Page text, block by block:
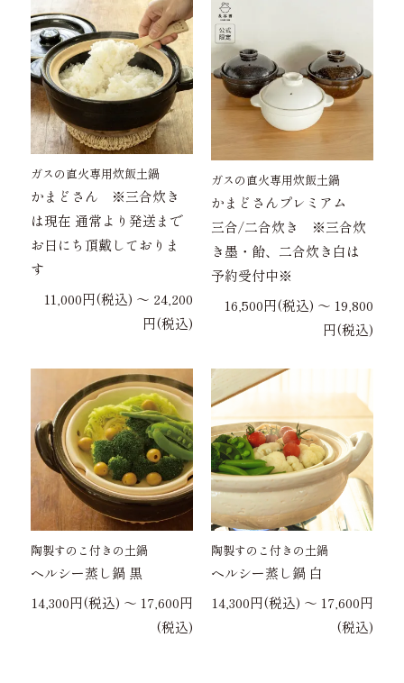
ガスの直火専用炊飯土鍋
かまどさん ※三合炊き
は現在 通常より発送まで
お日にち頂戴しておりま
す
11,000円(税込) 〜 24,200
円(税込)
ガスの直火専用炊飯土鍋
かまどさんプレミアム
三合/二合炊き ※三合炊
き墨・飴、二合炊き白は
予約受付中※
16,500円(税込) 〜 19,800
円(税込)
陶製すのこ付きの土鍋
ヘルシー蒸し鍋 黒
14,300円(税込) 〜 17,600円
(税込)
陶製すのこ付きの土鍋
ヘルシー蒸し鍋 白
14,300円(税込) 〜 17,600円
(税込)